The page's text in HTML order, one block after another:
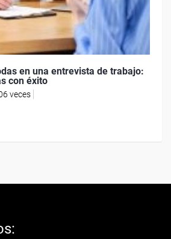
en una entrevista de trabajo:
con éxito
veces